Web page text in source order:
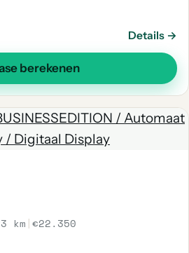
Details →
berekenen
km |€22.350